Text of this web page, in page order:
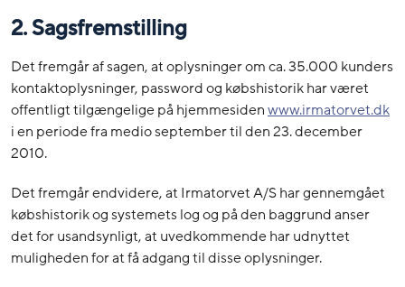
2. Sagsfremstilling
Det fremgår af sagen, at oplysninger om ca. 35.000 kunders
kontaktoplysninger, password og købshistorik har været
offentligt tilgængelige på hjemmesidenwww.irmatorvet.dk
i en periode fra medio september til den 23. december
2010.
Det fremgår endvidere, at Irmatorvet A/S har gennemgået
købshistorik og systemets log og på den baggrund anser
det for usandsynligt, at uvedkommende har udnyttet
muligheden for at få adgang til disse oplysninger.